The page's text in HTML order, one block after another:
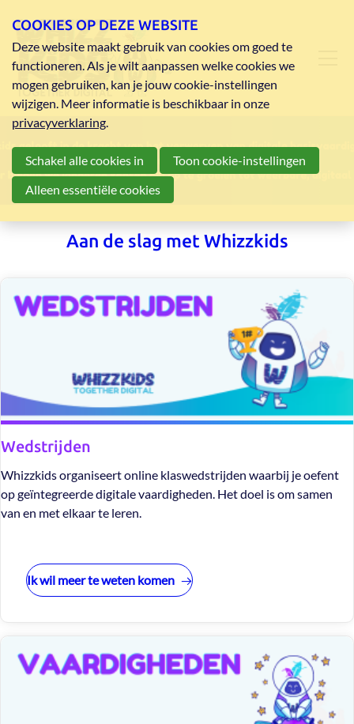
Aan de slag met Whizzkids
Wedstrijden
Whizzkids organiseert online klaswedstrijden waarbij je oefent
op geïntegreerde digitale vaardigheden. Het doel is om samen
van en met elkaar te leren.
Ik wil meer te weten komen
COOKIES OP DEZE WEBSITE
Deze website maakt gebruik van cookies om goed te
functioneren. Als je wilt aanpassen welke cookies we
mogen gebruiken, kan je jouw cookie-instellingen
wijzigen. Meer informatie is beschikbaar in onze
privacyverklaring.
Schakel alle cookies in
Toon cookie-instellingen
Alleen essentiële cookies